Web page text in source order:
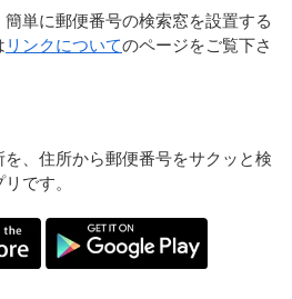
単に郵便番号の検索窓を設置する
リンクについてのページをご覧下さ
、住所から郵便番号をサクッと検
です。